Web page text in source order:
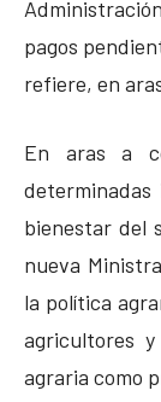
pagos
refiere, en
En aras a
bienestar del
nueva
la política
agricultores
agraria como